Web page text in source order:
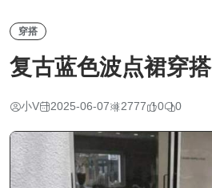
穿搭
复古蓝色波点裙穿搭
小V 2025-06-07 2777 0 0